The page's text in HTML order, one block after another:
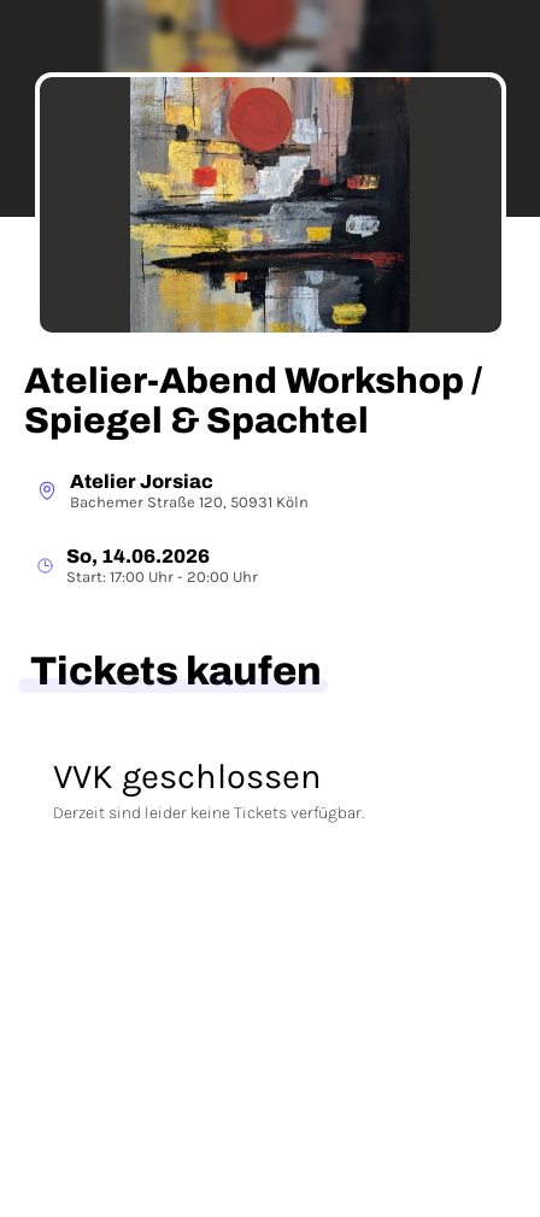
Atelier-Abend Workshop /
Spiegel & Spachtel
Atelier Jorsiac
Bachemer Straße 120, 50931 Köln
So, 14.06.2026
Start: 17:00 Uhr - 20:00 Uhr
Tickets kaufen
VVK geschlossen
Derzeit sind leider keine Tickets verfügbar.